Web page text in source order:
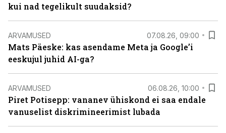
kui nad tegelikult suudaksid?
ARVAMUSED 07.08.26, 09:00
Mats Päeske: kas asendame Meta ja Google’i
eeskujul juhid AI-ga?
ARVAMUSED 06.08.26, 10:00
Piret Potisepp: vananev ühiskond ei saa endale
vanuselist diskrimineerimist lubada